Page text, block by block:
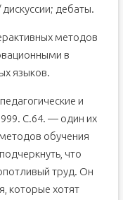
дискуссии; дебаты.
методов
в
языков.
и
С.64. — один их
обучения
что
труд. Он
которые хотят